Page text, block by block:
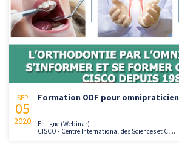
SEP
05
2020
Formation ODF pour omnipraticien
En ligne (Webinar)
CISCO - Centre International des Sciences et Cl...